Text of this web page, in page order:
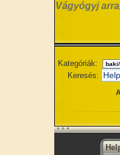
Vágyógyj
Kategóriák:
Keresés: